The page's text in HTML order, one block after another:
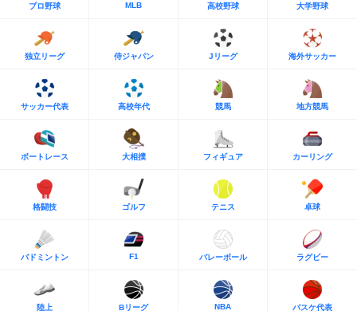
プロ野球 MLB 高校野球 大学野球
独立リーグ 侍ジャパン Jリーグ 海外サッカー
サッカー代表 高校年代 競馬 地方競馬
ボートレース 大相撲 フィギュア カーリング
格闘技 ゴルフ テニス 卓球
バドミントン F1 バレーボール ラグビー
陸上 Bリーグ NBA バスケ代表